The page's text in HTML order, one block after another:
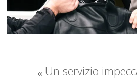
Un servizio